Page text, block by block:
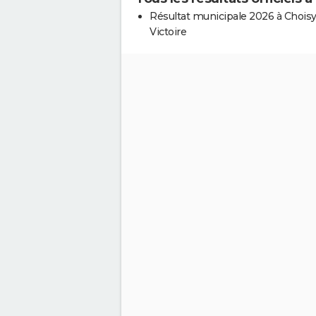
Résultat municipale 2026 à
Victoire